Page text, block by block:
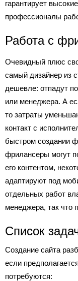
гарантирует
профессионалы
Работа с
Очевидный плюс
самый дизайнер из
дешевле: отпадут
или менеджера. А
то затраты
контакт с
быстром создании
фрилансеры могут
его контентом,
адаптируют под
отдельных работ
менеджера, так что
Список
Создание сайта
если
потребуются: